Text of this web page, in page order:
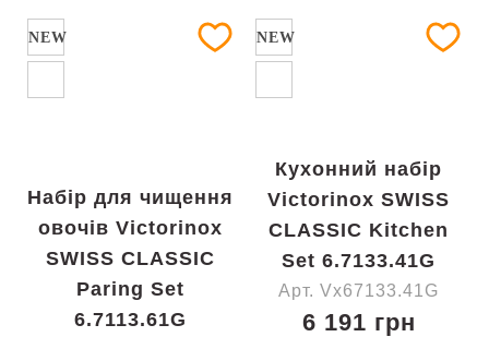
NEW
Набір для чищення
овочів Victorinox
SWISS CLASSIC
Paring Set
6.7113.61G
NEW
Кухонний набір
Victorinox SWISS
CLASSIC Kitchen
Set 6.7133.41G
Арт. Vx67133.41G
6 191 грн